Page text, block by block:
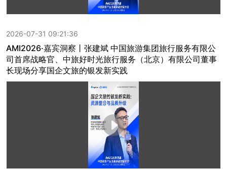
2026-07-31 09:21:36
AMI2026·嘉宾洞察丨张建斌 中国旅游集团旅行服务有限公
司首席战略官、中旅好时光旅行服务（北京）有限公司董事
长现场分享国企文旅的银发新实践